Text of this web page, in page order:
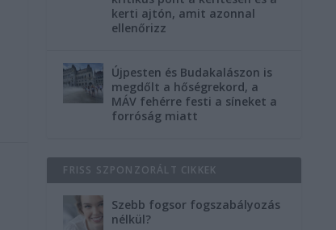
kerti ajtón, amit azonnal
ellenőrizz
Újpesten és Budakalászon is
megdőlt a hőségrekord, a
MÁV fehérre festi a síneket a
forróság miatt
FRISS SZPONZORÁLT CIKKEK
Szebb fogsor fogszabályozás
nélkül?